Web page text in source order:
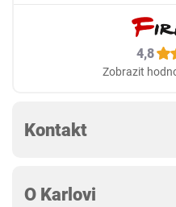
4,8
Zobrazit
Kontakt
O Karlovi